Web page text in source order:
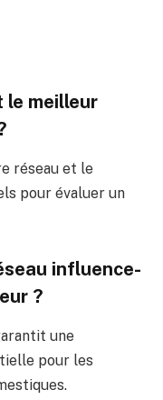
le meilleur
réseau et le
pour évaluer un
influence-
?
une
pour les